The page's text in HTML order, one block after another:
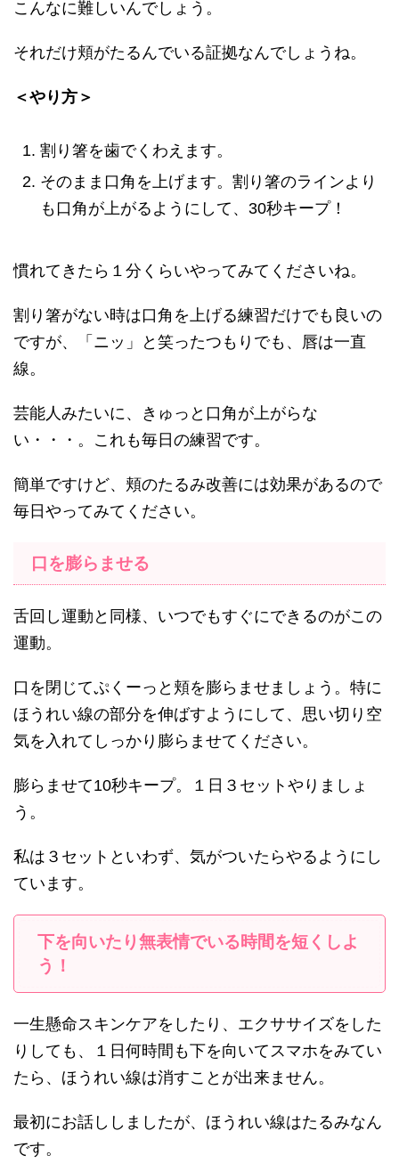
こんなに難しいんでしょう。
それだけ頬がたるんでいる証拠なんでしょうね。
＜やり方＞
割り箸を歯でくわえます。
そのまま口角を上げます。割り箸のラインより
も口角が上がるようにして、30秒キープ！
慣れてきたら１分くらいやってみてくださいね。
割り箸がない時は口角を上げる練習だけでも良いの
ですが、「ニッ」と笑ったつもりでも、唇は一直
線。
芸能人みたいに、きゅっと口角が上がらな
い・・・。これも毎日の練習です。
簡単ですけど、頬のたるみ改善には効果があるので
毎日やってみてください。
口を膨らませる
舌回し運動と同様、いつでもすぐにできるのがこの
運動。
口を閉じてぷくーっと頬を膨らませましょう。特に
ほうれい線の部分を伸ばすようにして、思い切り空
気を入れてしっかり膨らませてください。
膨らませて10秒キープ。１日３セットやりましょ
う。
私は３セットといわず、気がついたらやるようにし
ています。
下を向いたり無表情でいる時間を短くしよ
う！
一生懸命スキンケアをしたり、エクササイズをした
りしても、１日何時間も下を向いてスマホをみてい
たら、ほうれい線は消すことが出来ません。
最初にお話ししましたが、ほうれい線はたるみなん
です。